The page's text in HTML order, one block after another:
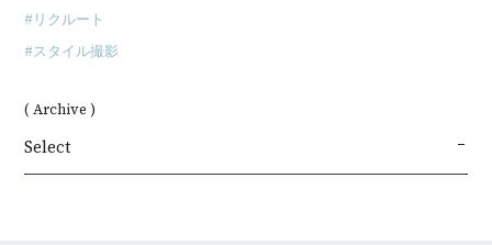
リクルート
スタイル撮影
( Archive )
Select